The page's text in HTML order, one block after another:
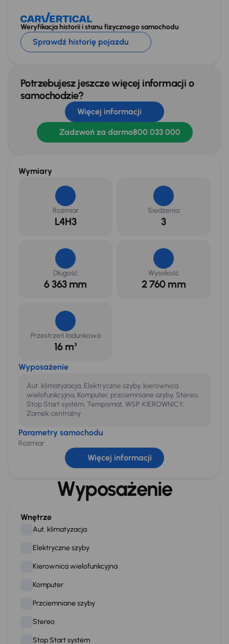
Weryfikacja historii i stanu fizycznego samochodu
Sprawdź historię pojazdu
Potrzebujesz jeszcze więcej informacji o
samochodzie?
Więcej informacji
Zadzwoń za darmo800 033 000
Wymiary
Rozmiar
L4H3
Siedzenia
3
Długość
6 363 mm
Wysokość
2 760 mm
Przestrzeń ładunkowa
16 m³
Wyposażenie
Aut. klimatyzacja, Elektryczne szyby, kierownica
wielofunkcyjna, Komputer, przciemniane szyby, Stereo,
Stop Start systém, Tempomat, WSP. KIEROWNICY,
Zamek centralny
Parametry samochodu
Rozmiar
Napęd na przednie koła
Rozmiar kół
215/75 R16
Wymiary przestrzeni ładunkowej
Długość
1 870 mm
Więcej informacji
Wyposażenie
Wnętrze
Aut. klimatyzacja
Elektryczne szyby
Kierownica wielofunkcyjna
Komputer
Przciemniane szyby
Stereo
Stop Start systém